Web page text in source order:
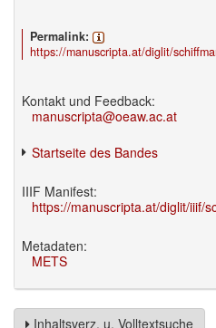
Permalink:
https://manuscripta.at/diglit/
Kontakt und Feedback:
manuscripta@oeaw.ac.at
Startseite des Bandes
IIIF Manifest:
https://manuscripta.at/diglit/iiif/
Metadaten:
METS
Inhaltsverz. u. Volltextsuche